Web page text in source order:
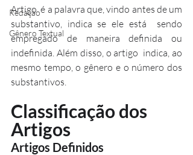
Redação
Gênero Textual
Artigo  é a palavra que, vindo antes de um
substantivo, indica se ele está  sendo
empregado de maneira definida ou
indefinida. Além disso, o artigo  indica, ao
mesmo tempo, o gênero e o número dos
substantivos.
Classificação dos
Artigos
Artigos Definidos